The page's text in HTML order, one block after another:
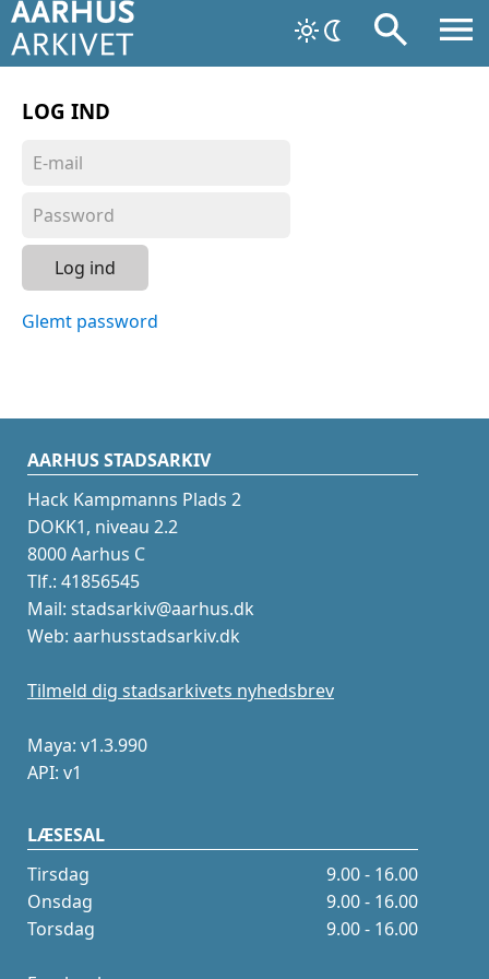
LOG IND
Log ind
Glemt password
AARHUS STADSARKIV
Hack Kampmanns Plads 2
DOKK1, niveau 2.2
8000 Aarhus C
Tlf.: 41856545
Mail: stadsarkiv@aarhus.dk
Web: aarhusstadsarkiv.dk
Tilmeld dig stadsarkivets nyhedsbrev
Maya: v1.3.990
API: v1
LÆSESAL
Tirsdag
9.00 - 16.00
Onsdag
9.00 - 16.00
Torsdag
9.00 - 16.00